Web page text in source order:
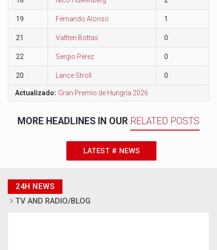
19 Fernando Alonso 1
21 Valtteri Bottas 0
22 Sergio Pérez 0
20 Lance Stroll 0
Actualizado: Gran Premio de Hungría 2026
MORE HEADLINES IN OUR RELATED POSTS
LATEST # NEWS
24H NEWS
TV AND RADIO/BLOG